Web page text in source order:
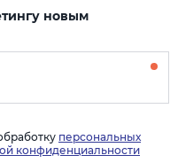
новым
персональных
конфиденциальности